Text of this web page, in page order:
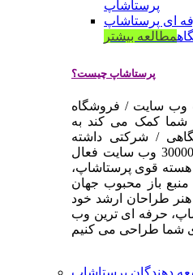
پرستاشاپ
ای پرستاشاپ
مطالعه بیشتر
پرستاشاپ چیست؟
وب سایت / فروشگاه
شما کمک می کند به
/ شرکتی داشته
باشید. در حال حاضر بیش از 300000 وب سایت فعال
هسته قوی پرستاشاپ،
باز محبوب جهان
هنر طراحان ارشد خود
حرفه ای ترین وب
دهندگان پرستاشاپ